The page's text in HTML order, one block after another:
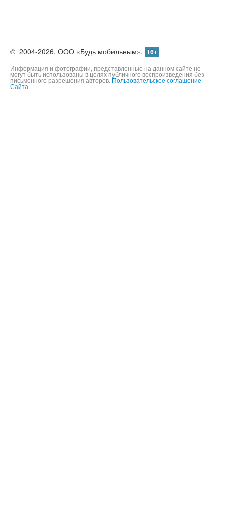
©2004-2026,ООО «Будь мобильным», 16+
Информация и фотографии, представленные на данном сайте не
могут быть использованы в целях публичного воспроизведения без